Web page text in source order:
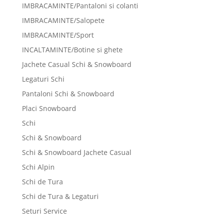
IMBRACAMINTE/Pantaloni si colanti
IMBRACAMINTE/Salopete
IMBRACAMINTE/Sport
INCALTAMINTE/Botine si ghete
Jachete Casual Schi & Snowboard
Legaturi Schi
Pantaloni Schi & Snowboard
Placi Snowboard
Schi
Schi & Snowboard
Schi & Snowboard Jachete Casual
Schi Alpin
Schi de Tura
Schi de Tura & Legaturi
Seturi Service